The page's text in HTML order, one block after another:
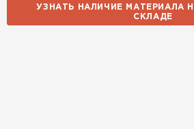
УЗНАТЬ НАЛИЧИЕ МАТЕРИАЛА
СКЛАДЕ